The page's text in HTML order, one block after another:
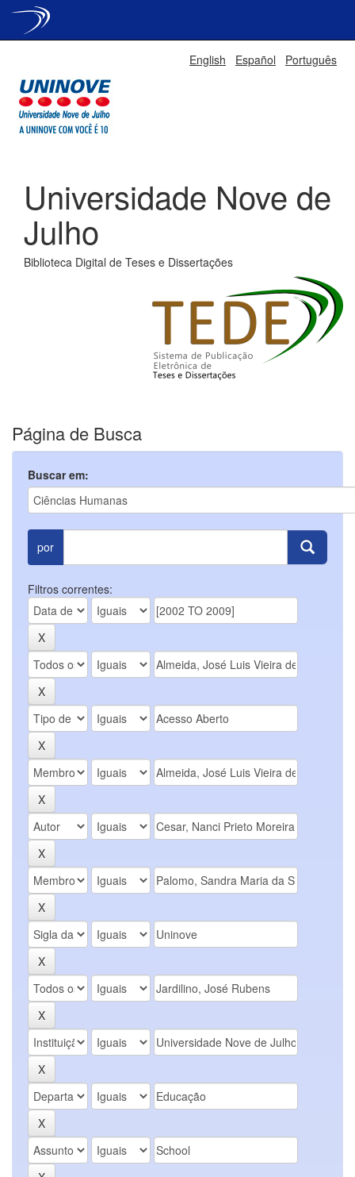
English Español Português
Universidade Nove de
Julho
Biblioteca Digital de Teses e Dissertações
Página de Busca
Buscar em:
por
Filtros correntes: